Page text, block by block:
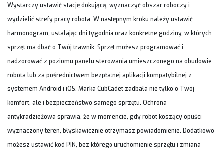
Wystarczy ustawić stację dokującą, wyznaczyć obszar roboczy i
wydzielić strefy pracy robota. W następnym kroku należy ustawić
harmonogram, ustalając dni tygodnia oraz konkretne godziny, w których
sprzęt ma dbać o Twój trawnik. Sprzęt możesz programować i
nadzorować z poziomu panelu sterowania umieszczonego na obudowie
robota lub za pośrednictwem bezpłatnej aplikacji kompatybilnej z
systemem Android i iOS. Marka CubCadet zadbała nie tylko o Twój
komfort, ale i bezpieczeństwo samego sprzętu. Ochrona
antykradzieżowa sprawia, że w momencie, gdy robot koszący opuści
wyznaczony teren, błyskawicznie otrzymasz powiadomienie. Dodatkowo
możesz ustawić kod PIN, bez którego uruchomienie sprzętu i zmiana